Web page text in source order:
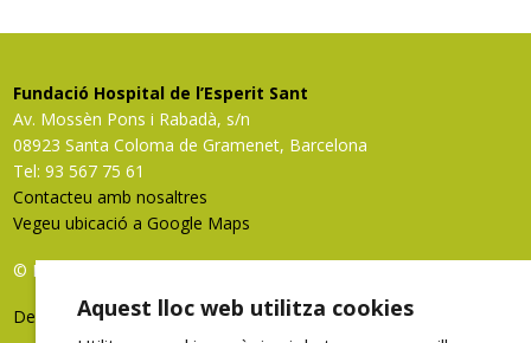
Fundació Hospital de l’Esperit Sant
Av. Mossèn Pons i Rabadà, s/n
08923 Santa Coloma de Gramenet, Barcelona
Tel: 93 567 75 61
Contacteu amb nosaltres
Vegeu ubicació a Google Maps
© FHES, tots els drets reservats
Deixeu-nos la vostra opinió
Aquest lloc web utilitza cookies